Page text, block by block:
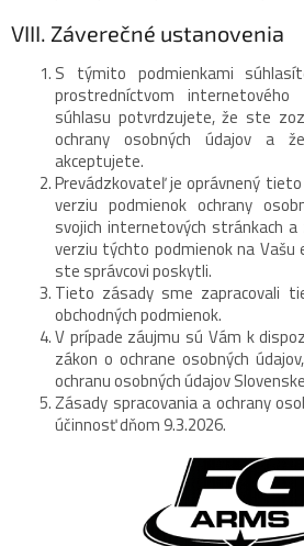
VIII. Záverečné ustanovenia
S týmito podmienkami
prostredníctvom
súhlasu potvrdzujete, že ste
ochrany osobných údajov a
akceptujete.
Prevádzkovateľ je oprávnený
verziu podmienok ochrany
svojich internetových stránkach
verziu týchto podmienok na Vašu
ste správcovi poskytli.
Tieto zásady sme zapracovali
obchodných podmienok.
V prípade záujmu sú Vám k
zákon o ochrane osobných
ochranu osobných údajov
Zásady spracovania a ochrany
účinnosť dňom 9.3.2026.